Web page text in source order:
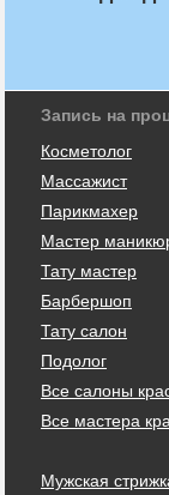
Запись на
Косметолог
Массажист
Парикмахер
Мастер
Тату мастер
Барбершоп
Тату салон
Подолог
Все салоны
Все мастера
Мужская